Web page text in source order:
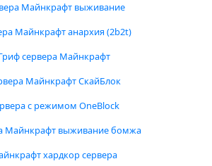
Майнкрафт выживание
Майнкрафт анархия (2b2t)
сервера Майнкрафт
Майнкрафт СкайБлок
с режимом OneBlock
Майнкрафт выживание бомжа
хардкор сервера